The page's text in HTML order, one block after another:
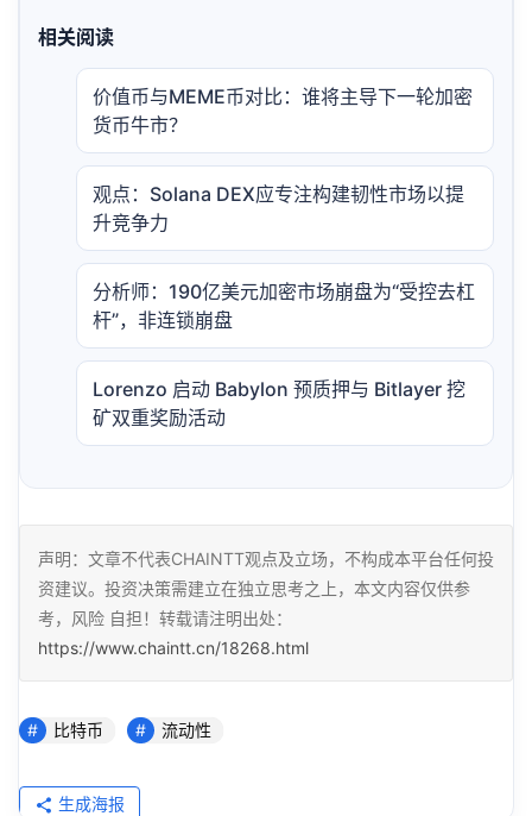
相关阅读
价值币与MEME币对比：谁将主导下一轮加密
货币牛市？
观点：Solana DEX应专注构建韧性市场以提
升竞争力
分析师：190亿美元加密市场崩盘为“受控去杠
杆”，非连锁崩盘
Lorenzo 启动 Babylon 预质押与 Bitlayer 挖
矿双重奖励活动
声明：文章不代表CHAINTT观点及立场，不构成本平台任何投
资建议。投资决策需建立在独立思考之上，本文内容仅供参
考，风险 自担！转载请注明出处：
https://www.chaintt.cn/18268.html
比特币 流动性
生成海报